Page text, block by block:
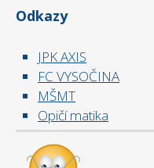
Odkazy
JPK AXIS
FC VYSOČINA
MŠMT
Opičí matika